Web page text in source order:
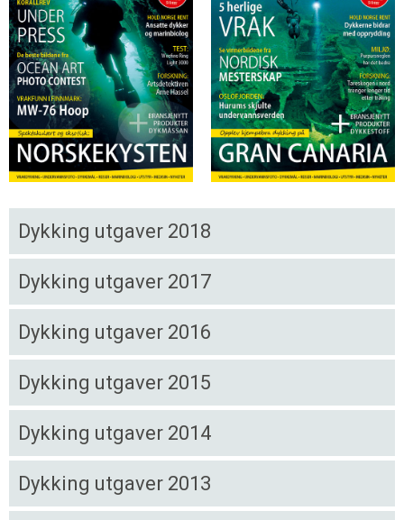
Dykking utgaver 2018
Dykking utgaver 2017
Dykking utgaver 2016
Dykking utgaver 2015
Dykking utgaver 2014
Dykking utgaver 2013